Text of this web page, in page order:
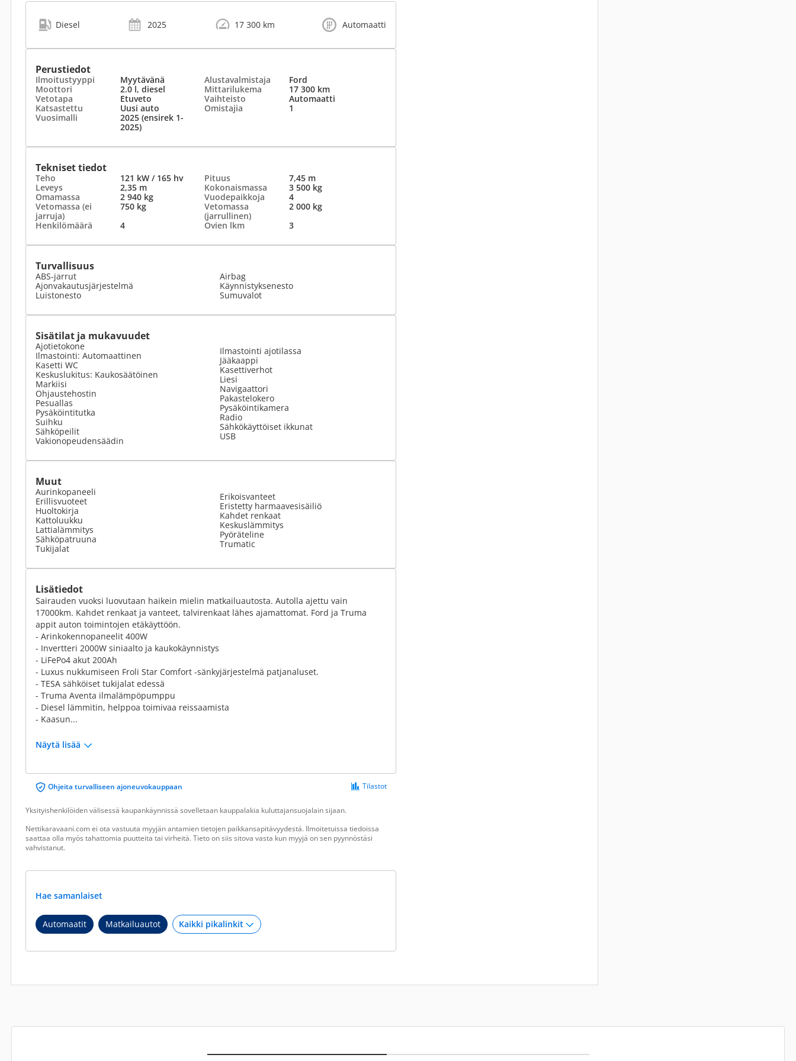
Diesel 2025 17 300 km Automaatti
Perustiedot
Ilmoitustyyppi Myytävänä Alustavalmistaja
Ford
Moottori
2.0 l, diesel Mittarilukema
17 300 km
Vetotapa
Etuveto Vaihteisto
Automaatti
Katsastettu
Uusi auto Omistajia
1
Vuosimalli
2025 (ensirek 1-
2025)
Tekniset tiedot
Teho 121 kW / 165 hv Pituus
7,45 m
Leveys
2,35 m Kokonaismassa
3 500 kg
Omamassa
2 940 kg Vuodepaikkoja
4
Vetomassa (ei
jarruja)
750 kg
Vetomassa
(jarrullinen)
2 000 kg
Henkilömäärä
4 Ovien lkm 3
Turvallisuus
ABS-jarrut
Ajonvakautusjärjestelmä
Luistonesto
Airbag
Käynnistyksenesto
Sumuvalot
Sisätilat ja mukavuudet
Ajotietokone
Ilmastointi: Automaattinen
Kasetti WC
Keskuslukitus: Kaukosäätöinen
Markiisi
Ohjaustehostin
Pesuallas
Pysäköintitutka
Suihku
Sähköpeilit
Vakionopeudensäädin
Ilmastointi ajotilassa
Jääkaappi
Kasettiverhot
Liesi
Navigaattori
Pakastelokero
Pysäköintikamera
Radio
Sähkökäyttöiset ikkunat
USB
Muut
Aurinkopaneeli
Erillisvuoteet
Huoltokirja
Kattoluukku
Lattialämmitys
Sähköpatruuna
Tukijalat
Erikoisvanteet
Eristetty harmaavesisäiliö
Kahdet renkaat
Keskuslämmitys
Pyöräteline
Trumatic
Lisätiedot
Sairauden vuoksi luovutaan haikein mielin matkailuautosta. Autolla ajettu vain
17000km. Kahdet renkaat ja vanteet, talvirenkaat lähes ajamattomat. Ford ja Truma
appit auton toimintojen etäkäyttöön.
- Arinkokennopaneelit 400W
- Invertteri 2000W siniaalto ja kaukokäynnistys
- LiFePo4 akut 200Ah
- Luxus nukkumiseen Froli Star Comfort -sänkyjärjestelmä patjanaluset.
- TESA sähköiset tukijalat edessä
- Truma Aventa ilmalämpöpumppu
- Diesel lämmitin, helppoa toimivaa reissaamista
- Kaasun...
Näytä lisää
Ohjeita turvalliseen ajoneuvokauppaan Tilastot
Yksityishenkilöiden välisessä kaupankäynnissä sovelletaan kauppalakia kuluttajansuojalain sijaan.
Nettikaravaani.com ei ota vastuuta myyjän antamien tietojen paikkansapitävyydestä. Ilmoitetuissa tiedoissa
saattaa olla myös tahattomia puutteita tai virheitä. Tieto on siis sitova vasta kun myyjä on sen pyynnöstäsi
vahvistanut.
Hae samanlaiset
Automaatit Matkailuautot